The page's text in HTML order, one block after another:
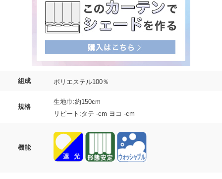
組成 ポリエステル100％
規格
生地巾:約150cm
リピート:タテ -cm ヨコ -cm
機能